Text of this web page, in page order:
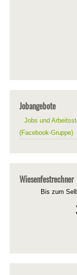
Jobangebote
Jobs und
(Facebook-Gruppe)
Wiesenfestrechner
Bis zum